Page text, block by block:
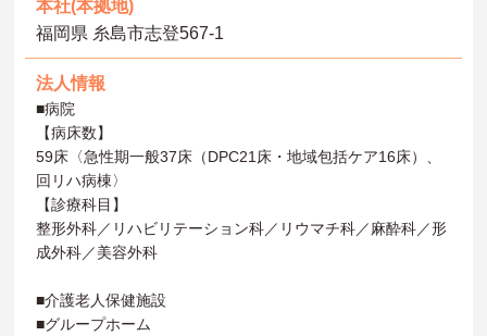
本社(本拠地)
福岡県 糸島市志登567-1
法人情報
■病院
【病床数】
59床〈急性期一般37床（DPC21床・地域包括ケア16床）、
回リハ病棟〉
【診療科目】
整形外科／リハビリテーション科／リウマチ科／麻酔科／形
成外科／美容外科
■介護老人保健施設
■グループホーム